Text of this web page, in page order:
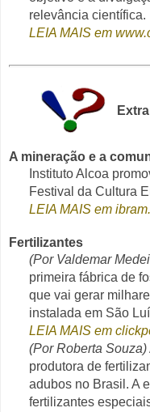
relevância científica.
LEIA MAIS em
Extra
A mineração e a
Instituto Alcoa
Festival da Cultura
LEIA MAIS em
Fertilizantes
(Por Valdemar
primeira fábrica de
que vai gerar
instalada em São
LEIA MAIS em
(Por Roberta Souza)
produtora de
adubos no Brasil. A
fertilizantes